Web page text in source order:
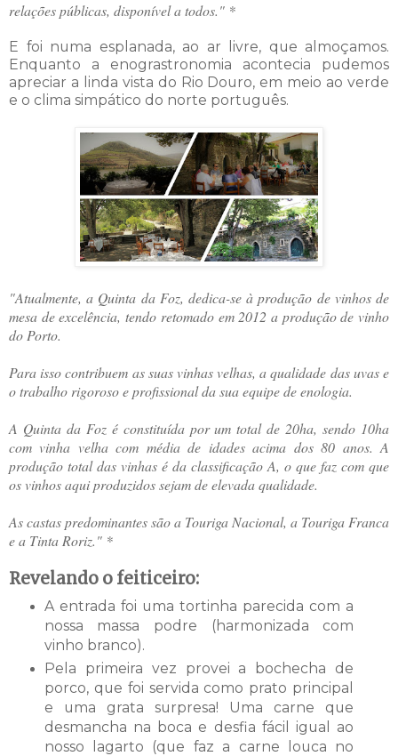
relações públicas, disponível a todos." *
E foi numa esplanada, ao ar livre, que almoçamos.
Enquanto a enograstronomia acontecia pudemos
apreciar a linda vista do Rio Douro, em meio ao verde
e o clima simpático do norte português.
"Atualmente, a Quinta da Foz, dedica-se à produção de vinhos de
mesa de excelência, tendo retomado em 2012 a produção de vinho
do Porto.
Para isso contribuem as suas vinhas velhas, a qualidade das uvas e
o trabalho rigoroso e profissional da sua equipe de enologia.
A Quinta da Foz é constituída por um total de 20ha, sendo 10ha
com vinha velha com média de idades acima dos 80 anos. A
produção total das vinhas é da classificação A, o que faz com que
os vinhos aqui produzidos sejam de elevada qualidade.
As castas predominantes são a Touriga Nacional, a Touriga Franca
e a Tinta Roriz." *
Revelando o feiticeiro:
A entrada foi uma tortinha parecida com a
nossa massa podre (harmonizada com
vinho branco).
Pela primeira vez provei a bochecha de
porco, que foi servida como prato principal
e uma grata surpresa! Uma carne que
desmancha na boca e desfia fácil igual ao
nosso lagarto (que faz a carne louca no